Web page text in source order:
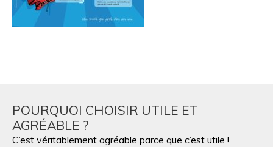
POURQUOI CHOISIR UTILE ET
AGRÉABLE ?
C’est véritablement agréable parce que c’est utile !